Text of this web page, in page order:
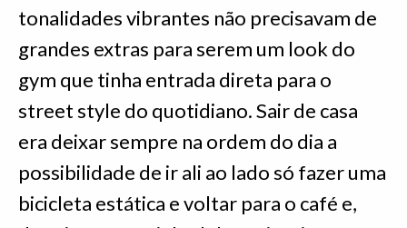
tonalidades vibrantes não precisavam de
grandes extras para serem um look do
gym que tinha entrada direta para o
street style do quotidiano. Sair de casa
era deixar sempre na ordem do dia a
possibilidade de ir ali ao lado só fazer uma
bicicleta estática e voltar para o café e,